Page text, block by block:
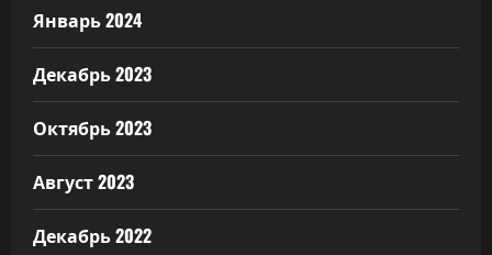
Январь 2024
Декабрь 2023
Октябрь 2023
Август 2023
Декабрь 2022